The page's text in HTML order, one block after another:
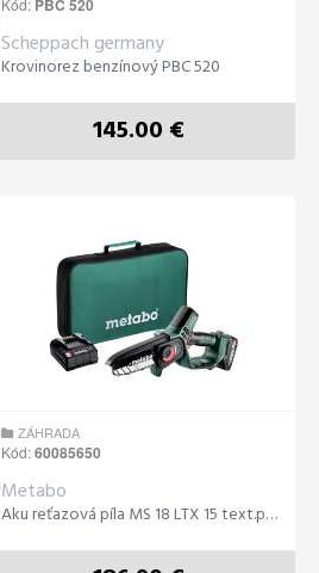
Kód: PBC 520
Scheppach germany
Krovinorez benzínový PBC 520
145.00 €
ZÁHRADA
Kód:60085650
Metabo
Aku reťazová píla MS 18 LTX 15 text.púzdro